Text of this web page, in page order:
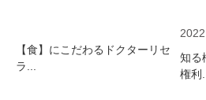
【食】にこだわるドクターリセ
ラ...
知る
権利...